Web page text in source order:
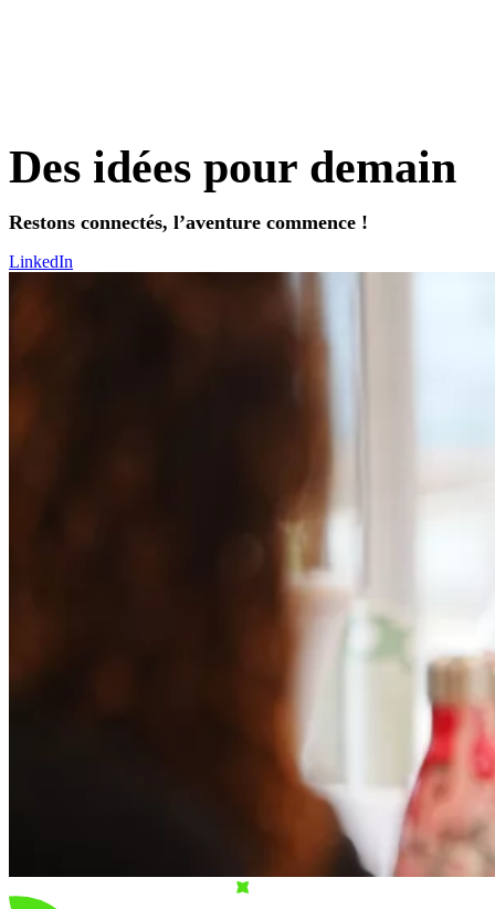
Des idées pour demain
Restons connectés, l’aventure commence !
LinkedIn